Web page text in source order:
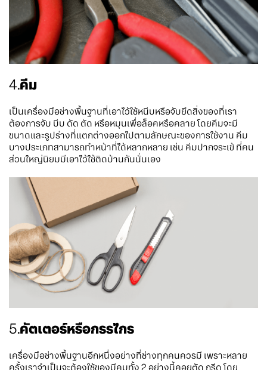
4.คีม
เป็นเครื่องมือช่างพื้นฐานที่เอาไว้ใช้หนีบหรือจับยึดสิ่งของที่เรา
ต้องการจับ บีบ ดัด ตัด หรือหมุนเพื่อล็อคหรือคลาย โดยคีมจะมี
ขนาดและรูปร่างที่แตกต่างออกไปตามลักษณะของการใช้งาน คีม
บางประเภทสามารถทำหน้าที่ได้หลากหลาย เช่น คีมปากจระเข้ ที่คน
ส่วนใหญ่นิยมมีเอาไว้ใช้ติดบ้านกันนั่นเอง
5.คัตเตอร์หรือกรรไกร
เครื่องมือช่างพื้นฐานอีกหนึ่งอย่างที่ช่างทุกคนควรมี เพราะหลาย
ครั้งเราจำเป็นจะต้องใช้ของมีคมทั้ง 2 อย่างนี้คอยตัด กรีด โดย